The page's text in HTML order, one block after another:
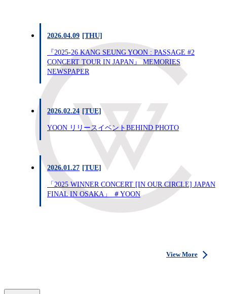
2026.04.09 [THU]
『2025-26 KANG SEUNG YOON : PASSAGE #2
CONCERT TOUR IN JAPAN』 MEMORIES
NEWSPAPER
2026.02.24 [TUE]
YOON リリースイベントBEHIND PHOTO
2026.01.27 [TUE]
「2025 WINNER CONCERT [IN OUR CIRCLE] JAPAN
FINAL IN OSAKA」 ＃YOON
View More